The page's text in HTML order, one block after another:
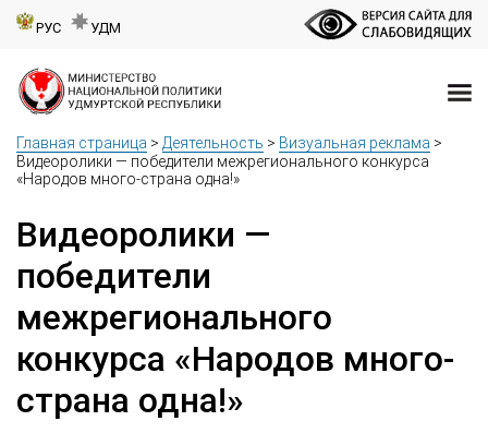
РУС УДМ
Главная страница > Деятельность > Визуальная реклама >
Видеоролики — победители межрегионального конкурса
«Народов много-страна одна!»
Видеоролики —
победители
межрегионального
конкурса «Народов много-
страна одна!»